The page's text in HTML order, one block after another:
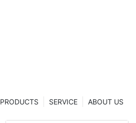
ABOUT US
SERVICE
PRODUCTS